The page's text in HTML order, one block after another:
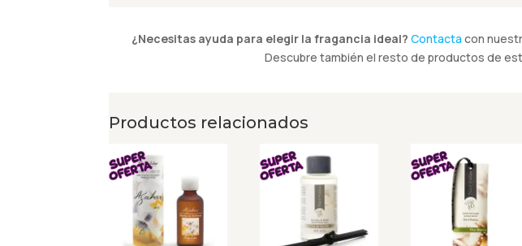
¿Necesitas ayuda para elegir la fragancia ideal? Contacta con
Descubre también el resto de productos de
Productos relacionados